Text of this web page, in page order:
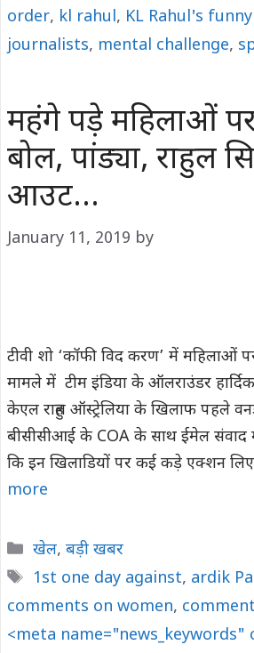
order, kl rahul, KL Rahul's
journalists, mental challenge,
महंगे पड़े महिलाओं पर
बोल, पांड्या, राहुल
आउट…
January 11, 2019 by
टीवी शो ‘कॉफी विद करण’ में महिलाओं
मामले में टीम इंडिया के ऑलराउंडर
केएल राहुल ऑस्ट्रेलिया के खिलाफ पहले
बीसीसीआई के COA के साथ ईमेल संवाद
कि इन खिलाडियों पर कई कड़े एक्शन
more
Categories
खेल, बड़ी खबर
Tags
1st one day against, ardik
comments on women,
<meta